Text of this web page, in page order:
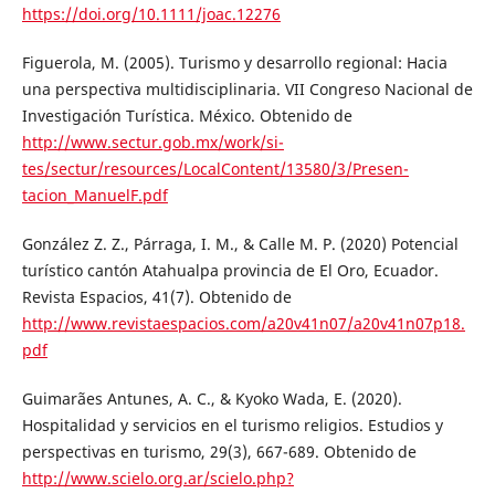
https://doi.org/10.1111/joac.12276
Figuerola, M. (2005). Turismo y desarrollo regional: Hacia
una perspectiva multidisciplinaria. VII Congreso Nacional de
Investigación Turística. México. Obtenido de
http://www.sectur.gob.mx/work/si-
tes/sectur/resources/LocalContent/13580/3/Presen-
tacion_ManuelF.pdf
González Z. Z., Párraga, I. M., & Calle M. P. (2020) Potencial
turístico cantón Atahualpa provincia de El Oro, Ecuador.
Revista Espacios, 41(7). Obtenido de
http://www.revistaespacios.com/a20v41n07/a20v41n07p18.
pdf
Guimarães Antunes, A. C., & Kyoko Wada, E. (2020).
Hospitalidad y servicios en el turismo religios. Estudios y
perspectivas en turismo, 29(3), 667-689. Obtenido de
http://www.scielo.org.ar/scielo.php?